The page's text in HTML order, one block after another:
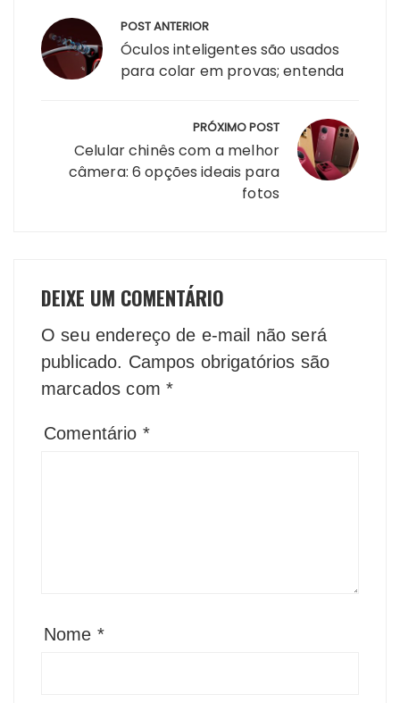
de
Post
POST ANTERIOR
Óculos inteligentes são usados
para colar em provas; entenda
PRÓXIMO POST
Celular chinês com a melhor
câmera: 6 opções ideais para
fotos
DEIXE UM COMENTÁRIO
O seu endereço de e-mail não será
publicado. Campos obrigatórios são
marcados com *
Comentário *
Nome *